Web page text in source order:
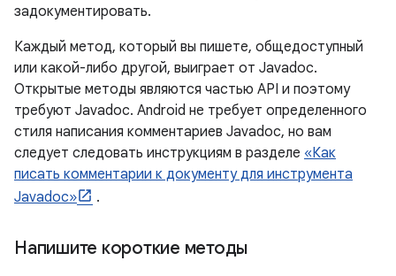
задокументировать.
Каждый метод, который вы пишете, общедоступный
или какой-либо другой, выиграет от Javadoc.
Открытые методы являются частью API и поэтому
требуют Javadoc. Android не требует определенного
стиля написания комментариев Javadoc, но вам
следует следовать инструкциям в разделе «Как
писать комментарии к документу для инструмента
Javadoc»
.
Напишите короткие методы